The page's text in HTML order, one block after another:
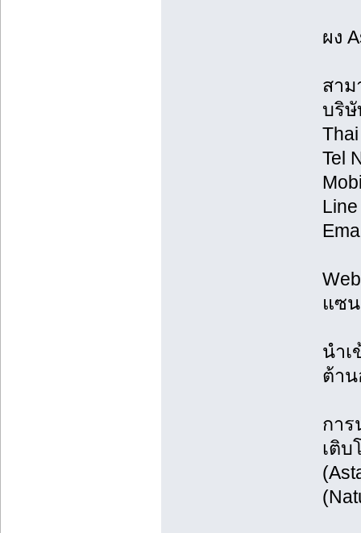
ผง
สา
บริ
Tel
แซน
นำเ
ต้า
กา
เติ